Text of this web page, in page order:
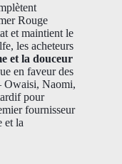
Rouge
et maintient le
les acheteurs
et la douceur
en faveur des
Owaisi, Naomi,
pour
fournisseur
et la